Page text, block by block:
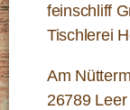
feinschliff
Tischlerei
Am
26789 Leer